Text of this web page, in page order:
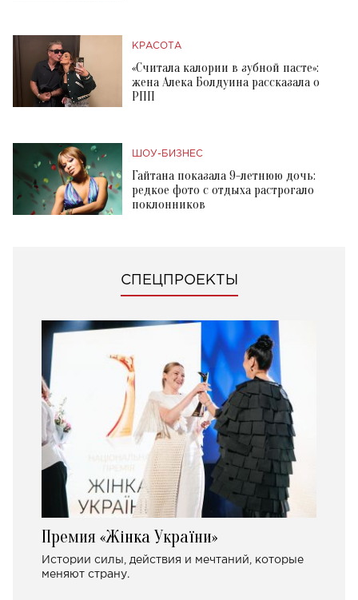
КРАСОТА
«Считала калории в зубной пасте»:
жена Алека Болдуина рассказала о
РПП
ШОУ-БИЗНЕС
Гайтана показала 9-летнюю дочь:
редкое фото с отдыха растрогало
поклонников
СПЕЦПРОЕКТЫ
Премия «Жінка України»
Истории силы, действия и мечтаний, которые
меняют страну.